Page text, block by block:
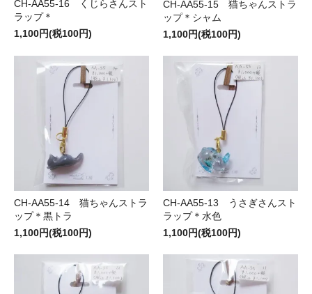
CH-AA55-16 くじらさんスト
ラップ＊
1,100円(税100円)
CH-AA55-15 猫ちゃんストラ
ップ＊シャム
1,100円(税100円)
CH-AA55-14 猫ちゃんストラ
ップ＊黒トラ
1,100円(税100円)
CH-AA55-13 うさぎさんスト
ラップ＊水色
1,100円(税100円)